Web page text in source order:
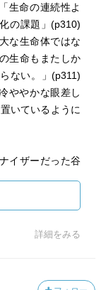
書いていた記憶
主」「斜坑」は
ルが違うのでこ
眼が土地や血だ
崎和江
にして詩やノン
谷川雁
上野英信
生命の連続性よ
の課題」(p310)
な生命体ではな
生命もまたしか
ない。」(p311)
ややかな眼差し
いているように
イザーだった谷
あり。ここでい
いるが、著者は
た女性達へイン
。
心や信仰をも凌
詳細をみる